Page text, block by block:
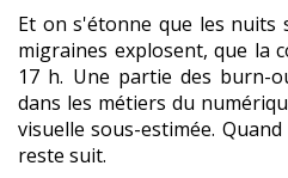
Et on s'étonne que les nuits
migraines explosent, que la
17 h. Une partie des burn-
dans les métiers du
visuelle sous-estimée.
reste suit.